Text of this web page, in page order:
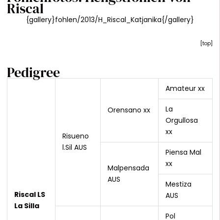
Riscal
{gallery}fohlen/2013/H_Riscal_Katjanika{/gallery}
top
Pedigree
Riscal LS
La Silla
Risueno
l.Sil AUS
Orensano xx
Amateur xx
La
Orgullosa
xx
Malpensada
AUS
Piensa Mal
xx
Mestiza
AUS
Pol